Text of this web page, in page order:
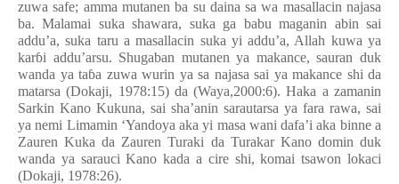
zuwa safe; amma mutanen ba su daina sa wa masallacin najasa
ba. Malamai suka shawara, suka ga babu maganin abin sai
addu’a, suka taru a masallacin suka yi addu’a, Allah kuwa ya
karɓi addu’arsu. Shugaban mutanen ya makance, sauran duk
wanda ya taɓa zuwa wurin ya sa najasa sai ya makance shi da
matarsa (Dokaji, 1978:15) da (Waya,2000:6). Haka a zamanin
Sarkin Kano Kukuna, sai sha’anin sarautarsa ya fara rawa, sai
ya nemi Limamin ‘Yandoya aka yi masa wani dafa’i aka binne a
Zauren Kuka da Zauren Turaki da Turakar Kano domin duk
wanda ya sarauci Kano kada a cire shi, komai tsawon lokaci
(Dokaji, 1978:26).